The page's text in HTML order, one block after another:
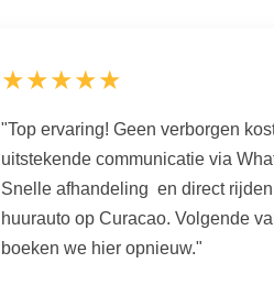
★★★★★
"Top ervaring! Geen verborgen
uitstekende communicatie via
Snelle afhandeling en direct
huurauto op Curacao. Volgende
boeken we hier opnieuw."